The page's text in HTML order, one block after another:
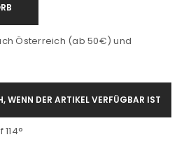
Österreich (ab 50€) und
WENN DER ARTIKEL VERFÜGBAR IST